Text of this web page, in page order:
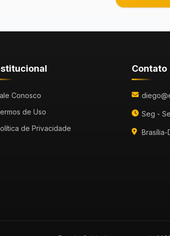
Conosco
de Uso
de Privacidade
Contato
Seg -
Brasília-